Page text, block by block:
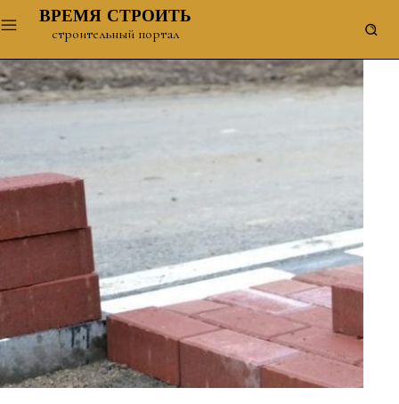
ВРЕМЯ СТРОИТЬ
строительный портал